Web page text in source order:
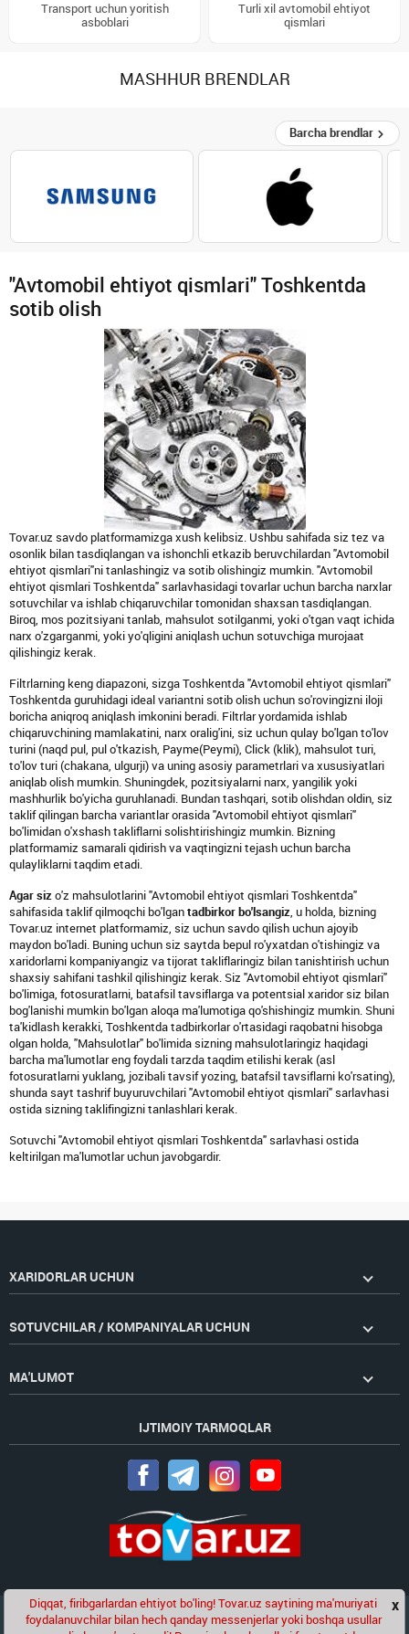
Transport uchun yoritish
asboblari
Turli xil avtomobil ehtiyot
qismlari
MASHHUR BRENDLAR
Barcha brendlar
"Avtomobil ehtiyot qismlari" Toshkentda
sotib olish
Tovar.uz savdo platformamizga xush kelibsiz. Ushbu sahifada siz tez va
osonlik bilan tasdiqlangan va ishonchli etkazib beruvchilardan "Avtomobil
ehtiyot qismlari"ni tanlashingiz va sotib olishingiz mumkin. "Avtomobil
ehtiyot qismlari Toshkentda" sarlavhasidagi tovarlar uchun barcha narxlar
sotuvchilar va ishlab chiqaruvchilar tomonidan shaxsan tasdiqlangan.
Biroq, mos pozitsiyani tanlab, mahsulot sotilganmi, yoki o'tgan vaqt ichida
narx o'zgarganmi, yoki yo'qligini aniqlash uchun sotuvchiga murojaat
qilishingiz kerak.
Filtrlarning keng diapazoni, sizga Toshkentda "Avtomobil ehtiyot qismlari"
Toshkentda guruhidagi ideal variantni sotib olish uchun so'rovingizni iloji
boricha aniqroq aniqlash imkonini beradi. Filtrlar yordamida ishlab
chiqaruvchining mamlakatini, narx oralig'ini, siz uchun qulay bo'lgan to'lov
turini (naqd pul, pul o'tkazish, Payme(Peymi), Click (klik), mahsulot turi,
to'lov turi (chakana, ulgurji) va uning asosiy parametrlari va xususiyatlari
aniqlab olish mumkin. Shuningdek, pozitsiyalarni narx, yangilik yoki
mashhurlik bo'yicha guruhlanadi. Bundan tashqari, sotib olishdan oldin, siz
taklif qilingan barcha variantlar orasida "Avtomobil ehtiyot qismlari"
bo'limidan o'xshash takliflarni solishtirishingiz mumkin. Bizning
platformamiz samarali qidirish va vaqtingizni tejash uchun barcha
qulayliklarni taqdim etadi.
Agar siz o'z mahsulotlarini "Avtomobil ehtiyot qismlari Toshkentda"
sahifasida taklif qilmoqchi bo'lgan tadbirkor bo'lsangiz, u holda, bizning
Tovar.uz internet platformamiz, siz uchun savdo qilish uchun ajoyib
maydon bo'ladi. Buning uchun siz saytda bepul ro'yxatdan o'tishingiz va
xaridorlarni kompaniyangiz va tijorat takliflaringiz bilan tanishtirish uchun
shaxsiy sahifani tashkil qilishingiz kerak. Siz "Avtomobil ehtiyot qismlari"
bo'limiga, fotosuratlarni, batafsil tavsiflarga va potentsial xaridor siz bilan
bog'lanishi mumkin bo'lgan aloqa ma'lumotiga qo'shishingiz mumkin. Shuni
ta'kidlash kerakki, Toshkentda tadbirkorlar o'rtasidagi raqobatni hisobga
olgan holda, "Mahsulotlar" bo'limida sizning mahsulotlaringiz haqidagi
barcha ma'lumotlar eng foydali tarzda taqdim etilishi kerak (asl
fotosuratlarni yuklang, jozibali tavsif yozing, batafsil tavsiflarni ko'rsating),
shunda sayt tashrif buyuruvchilari "Avtomobil ehtiyot qismlari" sarlavhasi
ostida sizning taklifingizni tanlashlari kerak.
Sotuvchi "Avtomobil ehtiyot qismlari Toshkentda" sarlavhasi ostida
keltirilgan ma'lumotlar uchun javobgardir.
XARIDORLAR UCHUN
SOTUVCHILAR / KOMPANIYALAR UCHUN
MA'LUMOT
IJTIMOIY TARMOQLAR
Golden Pageskompaniyasining loyihasi
Chat x
Diqqat, firibgarlardan ehtiyot bo'ling! Tovar.uz saytining ma'muriyati
foydalanuvchilar bilan hech qanday messenjerlar yoki boshqa usullar